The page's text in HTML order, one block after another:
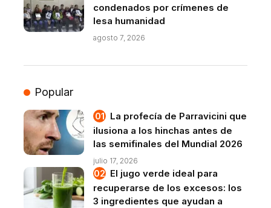
condenados por crímenes de
lesa humanidad
agosto 7, 2026
Popular
La profecía de Parravicini que
ilusiona a los hinchas antes de
las semifinales del Mundial 2026
julio 17, 2026
El jugo verde ideal para
recuperarse de los excesos: los
3 ingredientes que ayudan a